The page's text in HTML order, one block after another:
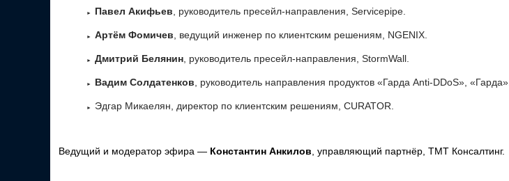
Павел Акифьев , руководитель пресейл-направления, Servicepipe.
Артём Фомичев , ведущий инженер по клиентским решениям, NGENIX.
Дмитрий Белянин , руководитель пресейл-направления, StormWall.
Вадим Солдатенков , руководитель направления продуктов «Гарда Anti-DDoS», «Гарда».
Эдгар Микаелян, директор по клиентским решениям, CURATOR.
Ведущий и модератор эфира — Константин Анкилов , управляющий партнёр, ТМТ Консалтинг.